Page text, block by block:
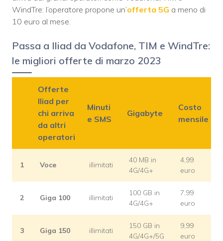
WindTre: l’operatore propone un’offerta 5G a meno di
10 euro al mese.
Passa a Iliad da Vodafone, TIM e WindTre:
le migliori offerte di marzo 2023
Offerte
Iliad per
chi arriva
da altri
operatori
Minuti
e SMS
Gigabyte
Costo
mensile
1 Voce illimitati
40 MB in
4G/4G+
4,99
euro
2 Giga 100 illimitati
100 GB in
4G/4G+
7,99
euro
3 Giga 150 illimitati
150 GB in
4G/4G+/5G
9,99
euro